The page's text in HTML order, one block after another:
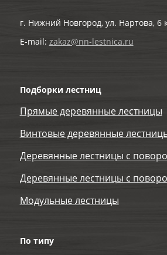
г. Нижний Новгород, ул. Нартова, 6
E-mail: zakaz@nn-lestnica.ru
Подборки лестниц
Прямые деревянные лестницы
Винтовые деревянные
Деревянные лестницы с
Деревянные лестницы с
Модульные лестницы
По типу